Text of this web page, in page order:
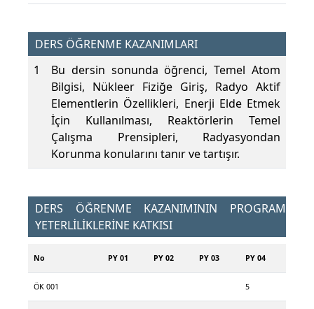
DERS ÖĞRENME KAZANIMLARI
1
Bu dersin sonunda öğrenci, Temel Atom
Bilgisi, Nükleer Fiziğe Giriş, Radyo Aktif
Elementlerin Özellikleri, Enerji Elde Etmek
İçin Kullanılması, Reaktörlerin Temel
Çalışma Prensipleri, Radyasyondan
Korunma konularını tanır ve tartışır.
DERS ÖĞRENME KAZANIMININ PROGRAM
YETERLİLİKLERİNE KATKISI
No PY 01 PY 02 PY 03 PY 04
ÖK 001 5